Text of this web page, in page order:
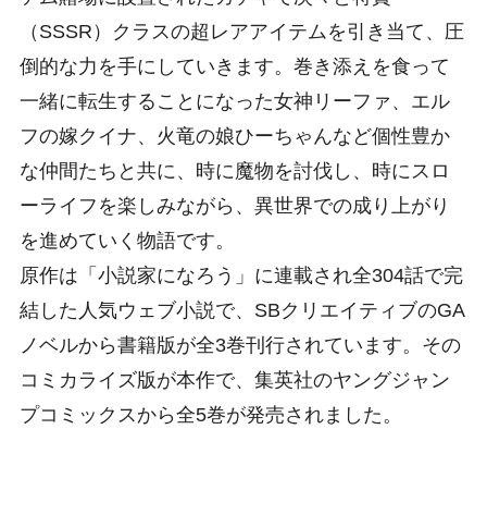
（SSSR）クラスの超レアアイテムを引き当て、圧
倒的な力を手にしていきます。巻き添えを食って
一緒に転生することになった女神リーファ、エル
フの嫁クイナ、火竜の娘ひーちゃんなど個性豊か
な仲間たちと共に、時に魔物を討伐し、時にスロ
ーライフを楽しみながら、異世界での成り上がり
を進めていく物語です。
原作は「小説家になろう」に連載され全304話で完
結した人気ウェブ小説で、SBクリエイティブのGA
ノベルから書籍版が全3巻刊行されています。その
コミカライズ版が本作で、集英社のヤングジャン
プコミックスから全5巻が発売されました。